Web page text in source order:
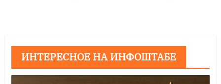
ИНТЕРЕСНОЕ НА ИНФОШТАБЕ